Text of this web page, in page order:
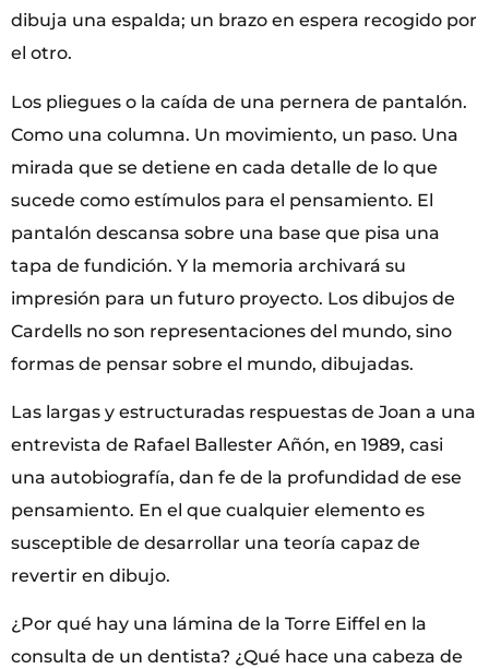
dibuja una espalda; un brazo en espera recogido por
el otro.
Los pliegues o la caída de una pernera de pantalón.
Como una columna. Un movimiento, un paso. Una
mirada que se detiene en cada detalle de lo que
sucede como estímulos para el pensamiento. El
pantalón descansa sobre una base que pisa una
tapa de fundición. Y la memoria archivará su
impresión para un futuro proyecto. Los dibujos de
Cardells no son representaciones del mundo, sino
formas de pensar sobre el mundo, dibujadas.
Las largas y estructuradas respuestas de Joan a una
entrevista de Rafael Ballester Añón, en 1989, casi
una autobiografía, dan fe de la profundidad de ese
pensamiento. En el que cualquier elemento es
susceptible de desarrollar una teoría capaz de
revertir en dibujo.
¿Por qué hay una lámina de la Torre Eiffel en la
consulta de un dentista? ¿Qué hace una cabeza de